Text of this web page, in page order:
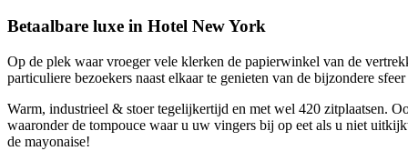
Betaalbare luxe in Hotel New York
Op de plek waar vroeger vele klerken de papierwinkel van de
particuliere bezoekers naast elkaar te genieten van de bijzondere
Warm, industrieel & stoer tegelijkertijd en met wel 420 zitplaatsen.
waaronder de tompouce waar u uw vingers bij op eet als u niet
de mayonaise!